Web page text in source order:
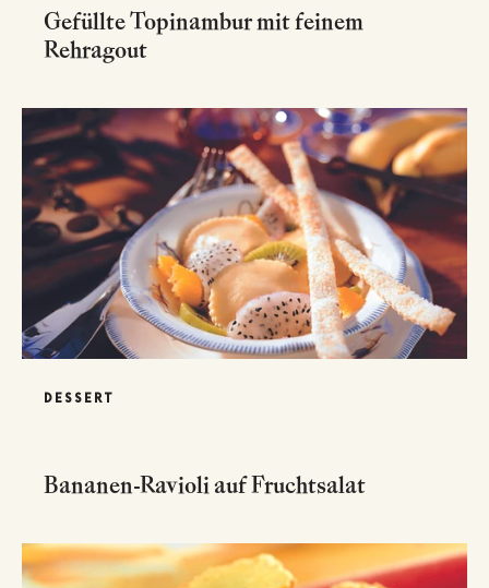
Gefüllte Topinambur mit feinem
Rehragout
DESSERT
Bananen-Ravioli auf Fruchtsalat